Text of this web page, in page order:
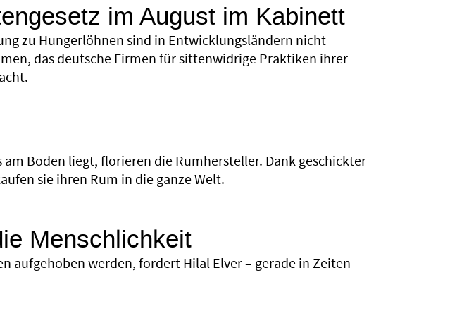
im August im Kabinett
zu Hungerlöhnen sind in Entwicklungsländern nicht
das deutsche Firmen für sittenwidrige Praktiken ihrer
Boden liegt, florieren die Rumhersteller. Dank geschickter
sie ihren Rum in die ganze Welt.
Menschlichkeit
aufgehoben werden, fordert Hilal Elver – gerade in Zeiten